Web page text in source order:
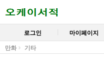
로그인 마이페이지
만화 기타